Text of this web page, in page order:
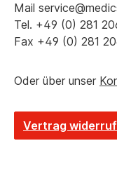
Mail
Tel. +49 (0) 281
Fax +49 (0) 281
Oder über unser
Vertrag